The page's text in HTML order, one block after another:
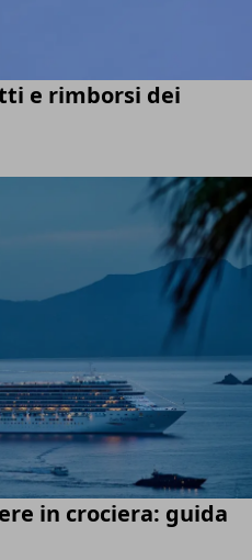
e rimborsi dei
in crociera: guida